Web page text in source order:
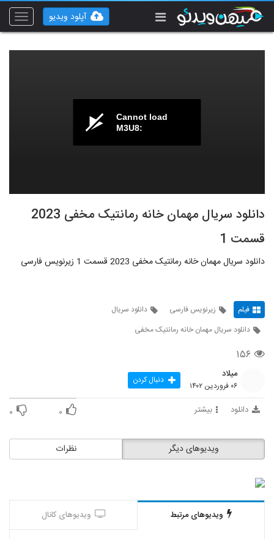
Toggle
آپلود ویدیو
Cannot load
M3U8:
دانلود سریال مهمان خانه رمانتیک مخفی 2023
قسمت 1
دانلود سریال مهمان خانه رمانتیک مخفی 2023 قسمت 1 زیرنویس فارسی
فیلم زیرنویس فارسی
دانلود سریال
دانلود سریال مهمان خانه رمانتیک مخفی
۱۵۶
میلاد
۰۶ فروردین ۱۴۰۲ دنبال کردن
دانلود بیشتر ۰ ۰
نظرات ویدیوهای دیگر
ویدیوهای مرتبط ویدیوهای کانال